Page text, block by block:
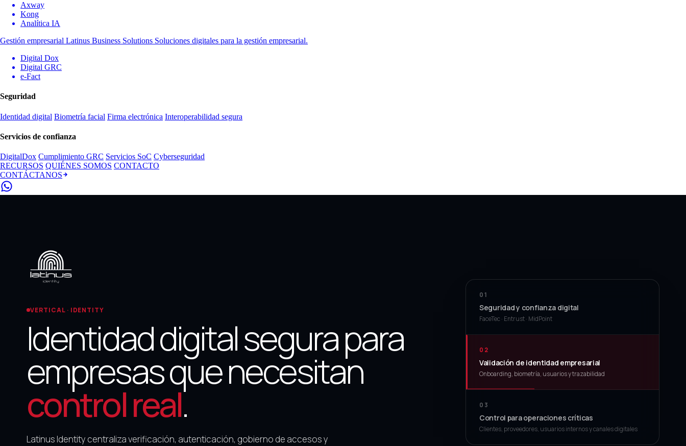
Axway
Kong
Analítica IA
Gestión empresarial Latinus Business Solutions Soluciones digitales para la gestión empresarial.
Digital Dox
Digital GRC
e-Fact
Seguridad
Identidad digital Biometría facial Firma electrónica Interoperabilidad segura
Servicios de confianza
DigitalDox Cumplimiento GRC Servicios SoC Cyberseguridad
RECURSOS QUIÉNES SOMOS CONTACTO
CONTÁCTANOS
VERTICAL · IDENTITY
Identidad digital segura para
empresas que necesitan
control real.
Latinus Identity centraliza verificación, autenticación, gobierno de accesos y
01
Seguridad y confianza digital
FaceTec · Entrust · MidPoint
02
Validación de identidad empresarial
Onboarding, biometría, usuarios y trazabilidad
03
Control para operaciones críticas
Clientes, proveedores, usuarios internos y canales digitales